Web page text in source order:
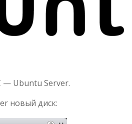
— Ubuntu Server.
новый диск: